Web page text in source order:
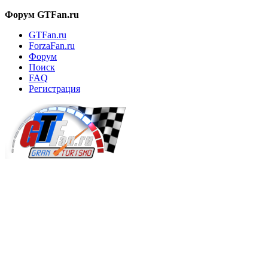
Форум GTFan.ru
GTFan.ru
ForzaFan.ru
Форум
Поиск
FAQ
Регистрация